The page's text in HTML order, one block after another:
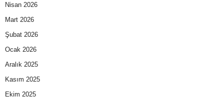
Nisan 2026
Mart 2026
Şubat 2026
Ocak 2026
Aralık 2025
Kasım 2025
Ekim 2025